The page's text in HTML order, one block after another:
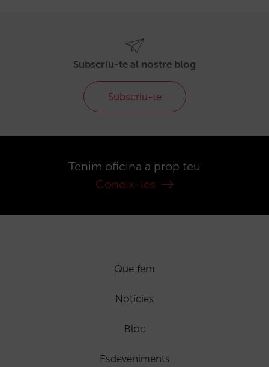
Subscriu-te al nostre blog
Subscriu-te
Tenim oficina a prop teu
Coneix-les
Que fem
Notícies
Bloc
Esdeveniments